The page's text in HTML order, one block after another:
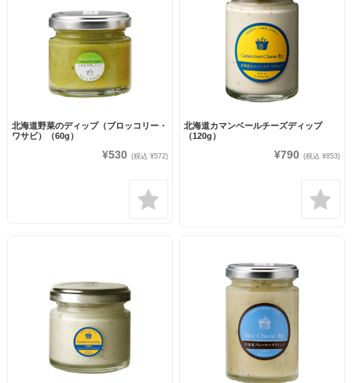
北海道野菜のディップ（ブロッコリー・
ワサビ）（60g）
¥530 (税込 ¥572)
北海道カマンベールチーズディップ
（120g）
¥790 (税込 ¥853)